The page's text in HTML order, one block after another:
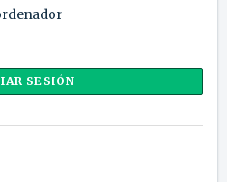
SESIÓN